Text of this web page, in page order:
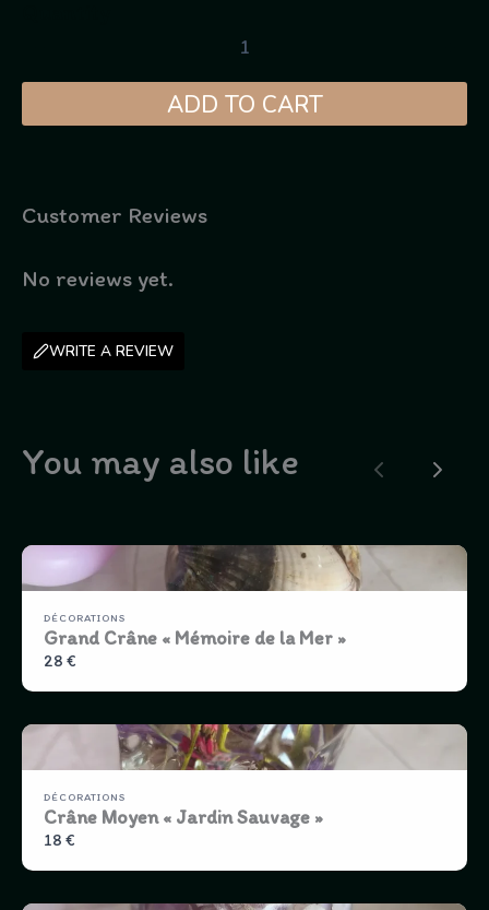
ADD TO CART
Customer Reviews
No reviews yet.
WRITE A REVIEW
You may also like
DÉCORATIONS
Grand Crâne « Mémoire de la Mer »
28 €
DÉCORATIONS
Crâne Moyen « Jardin Sauvage »
18 €